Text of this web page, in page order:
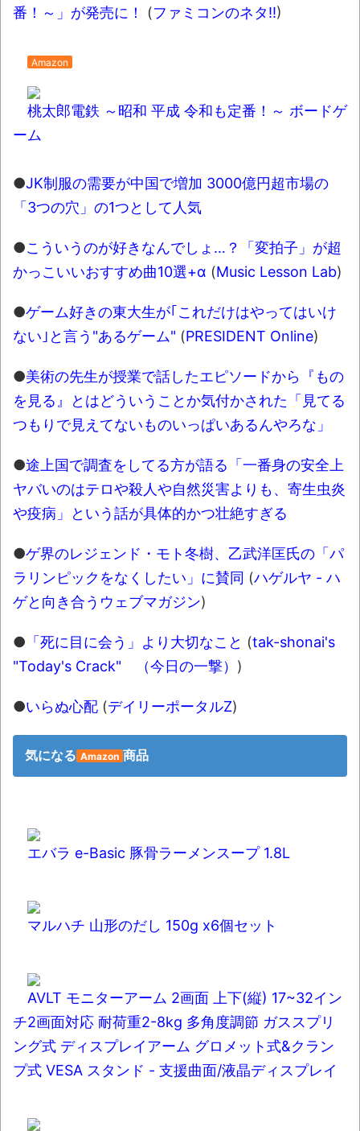
お！！！！！」→結
【動画】カニ、ちょっかい出してきた陰に
ブチギレ
長野県のなめこのデカさが規格外だったｗ
ｗ
ん（上）（下）」発売
【画像】整形で2400万円超えの美女、水着
グラビアに挑戦
歴ログは10周年ですがnoteに引っ越します
進撃の巨人シーズン7 ファイナルシーズンの
感想
TBS「マツコの知らない世界」スタグル特
集でほとんど紹介されなかったJリーグ…なら
ば自分たちで紹介だ！
【衝撃】道志村の骨や服、沢の上流から流
されてきた可能性・・・・・・・・・
オーストラリアの男性飛行家 太平洋横断
飛行
【中国】パトカーの前で好演技www当たり
屋やお煽り運転など盛りだくさん
に入院中のオレのオナサポ懇願したら・・・
「ム、ムリです・・・」メガネ美人ナース
いう無茶に踏み切ってしまったのか
ブログお引越しのお知らせ
wwwwwwwwwwww
しい仕事観
見ていると！悲しくなってしまう猫の画像
Powered by livedoor 相互RSS
番！～」が発売に！ (ファミコンのネタ!!)
Amazon
桃太郎電鉄 ～昭和 平成 令和も定番！～ ボードゲ
ーム
●JK制服の需要が中国で増加 3000億円超市場の
「3つの穴」の1つとして人気
●こういうのが好きなんでしょ…？「変拍子」が超
かっこいいおすすめ曲10選+α (Music Lesson Lab)
●ゲーム好きの東大生が｢これだけはやってはいけ
ない｣と言う"あるゲーム" (PRESIDENT Online)
●美術の先生が授業で話したエピソードから『もの
を見る』とはどういうことか気付かされた「見てる
つもりで見えてないものいっぱいあるんやろな」
●途上国で調査をしてる方が語る「一番身の安全上
ヤバいのはテロや殺人や自然災害よりも、寄生虫炎
や疫病」という話が具体的かつ壮絶すぎる
●ゲ界のレジェンド・モト冬樹、乙武洋匡氏の「パ
ラリンピックをなくしたい」に賛同 (ハゲルヤ - ハ
ゲと向き合うウェブマガジン)
● 「死に目に会う」より大切なこと (tak-shonai's
"Today's Crack" （今日の一撃） )
●いらぬ心配 (デイリーポータルZ)
気になる Amazon 商品
エバラ e-Basic 豚骨ラーメンスープ 1.8L
マルハチ 山形のだし 150g x6個セット
AVLT モニターアーム 2画面 上下(縦) 17~32イン
チ2画面対応 耐荷重2-8kg 多角度調節 ガススプリ
ング式 ディスプレイアーム グロメット式&クラン
プ式 VESA スタンド - 支援曲面/液晶ディスプレイ